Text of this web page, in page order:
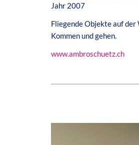
Jahr 2007
Fliegende Objekte auf der
Kommen und gehen.
www.ambroschuetz.ch